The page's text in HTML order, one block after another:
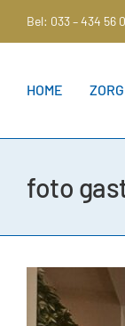
inhoud
Bel: 033 – 434 56
HOME ZORG
foto